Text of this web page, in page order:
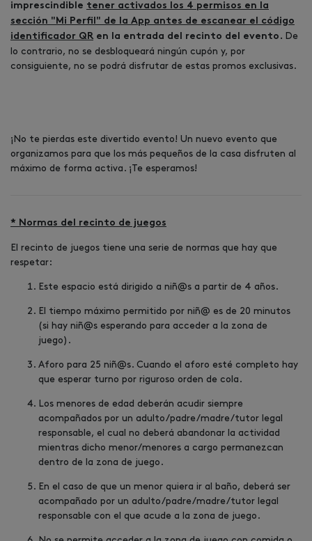
imprescindible tener activados los 4 permisos en la
sección "Mi Perfil" de la App antes de escanear el código
identificador QRen la entrada del recinto del evento. De
lo contrario, no se desbloqueará ningún cupón y, por
consiguiente, no se podrá disfrutar de estas promos exclusivas.
¡No te pierdas este divertido evento! Un nuevo evento que
organizamos para que los más pequeños de la casa disfruten al
máximo de forma activa. ¡Te esperamos!
* Normas del recinto de juegos
El recinto de juegos tiene una serie de normas que hay que
respetar:
Este espacio está dirigido a niñ@s a partir de 4 años.
El tiempo máximo permitido por niñ@ es de 20 minutos
(si hay niñ@s esperando para acceder a la zona de
juego).
Aforo para 25 niñ@s. Cuando el aforo esté completo hay
que esperar turno por riguroso orden de cola.
Los menores de edad deberán acudir siempre
acompañados por un adulto/padre/madre/tutor legal
responsable, el cual no deberá abandonar la actividad
mientras dicho menor/menores a cargo permanezcan
dentro de la zona de juego.
En el caso de que un menor quiera ir al baño, deberá ser
acompañado por un adulto/padre/madre/tutor legal
responsable con el que acude a la zona de juego.